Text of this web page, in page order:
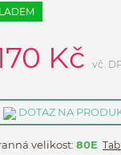
Kč vč.
DOTAZ NA
velikost: 80E